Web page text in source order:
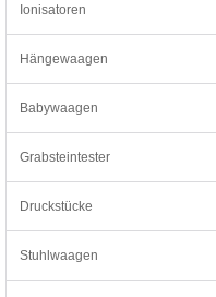
Ionisatoren
Hängewaagen
Babywaagen
Grabsteintester
Druckstücke
Stuhlwaagen